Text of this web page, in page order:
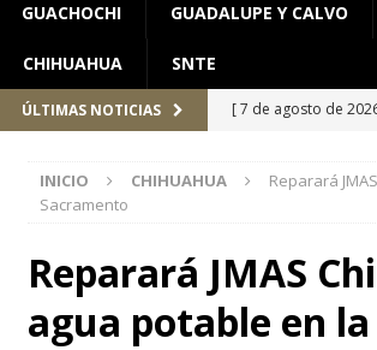
GUACHOCHI GUADALUPE Y CALVO
CHIHUAHUA SNTE
ÚLTIMAS NOTICIAS [ 7 de agosto de
[ 7 de agosto de
encuestas
[ 6 de agosto de
INICIO CHIHUAHUA
Reparará
Sacramento
Reparará JMAS
agua potable en